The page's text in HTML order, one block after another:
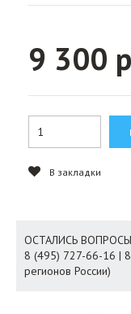
9 300
В закладки
ОСТАЛИСЬ
8 (495) 727-66-16 |
регионов России)